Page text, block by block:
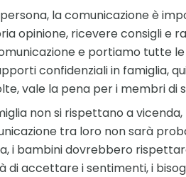
la comunicazione è
opinione, ricevere consigli e
e portiamo tutte
confidenziali in famiglia,
vale la pena per i membri di
non si rispettano a
tra loro non sarà
i bambini dovrebbero
accettare i sentimenti, i